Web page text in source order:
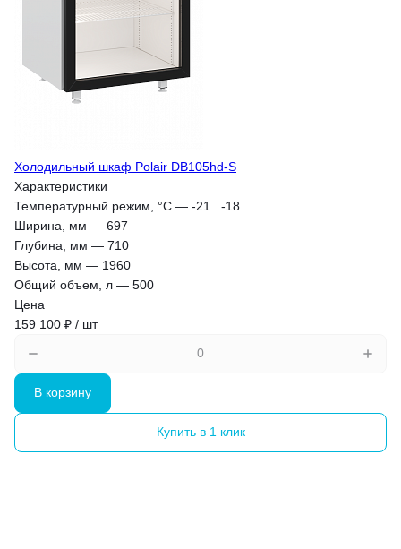
Холодильный шкаф Polair DB105hd-S
Характеристики
Температурный режим, °С — -21...-18
Ширина, мм — 697
Глубина, мм — 710
Высота, мм — 1960
Общий объем, л — 500
Цена
159 100 ₽ / шт
В корзину
Купить в 1 клик